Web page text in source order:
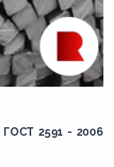
2591 - 2006